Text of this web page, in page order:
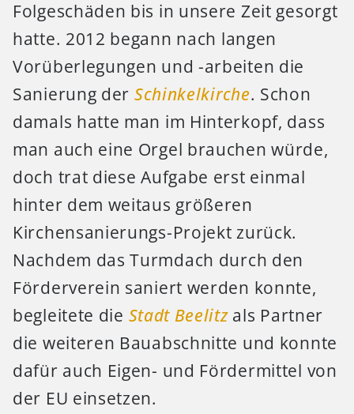
Folgeschäden bis in unsere Zeit gesorgt
hatte. 2012 begann nach langen
Vorüberlegungen und -arbeiten die
Sanierung der Schinkelkirche. Schon
damals hatte man im Hinterkopf, dass
man auch eine Orgel brauchen würde,
doch trat diese Aufgabe erst einmal
hinter dem weitaus größeren
Kirchensanierungs-Projekt zurück.
Nachdem das Turmdach durch den
Förderverein saniert werden konnte,
begleitete die Stadt Beelitzals Partner
die weiteren Bauabschnitte und konnte
dafür auch Eigen- und Fördermittel von
der EU einsetzen.